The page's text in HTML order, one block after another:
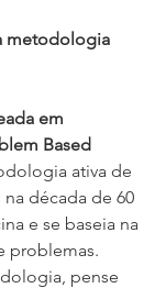
metodologia
em
Based
ativa de
década de 60
e se baseia na
problemas.
pense